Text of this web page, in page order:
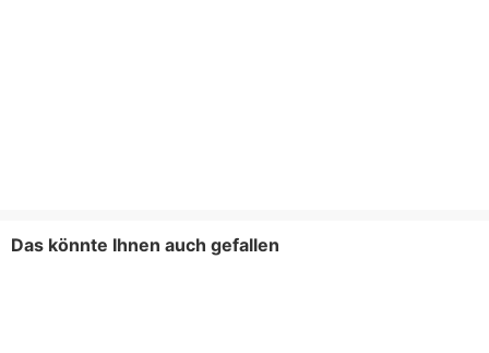
Das könnte Ihnen auch gefallen